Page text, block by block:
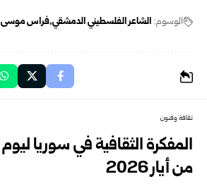
الوسوم: الشاعر الفلسطيني الدمشقي فراس موسى
ثقافة وفنون
من أيار 2026